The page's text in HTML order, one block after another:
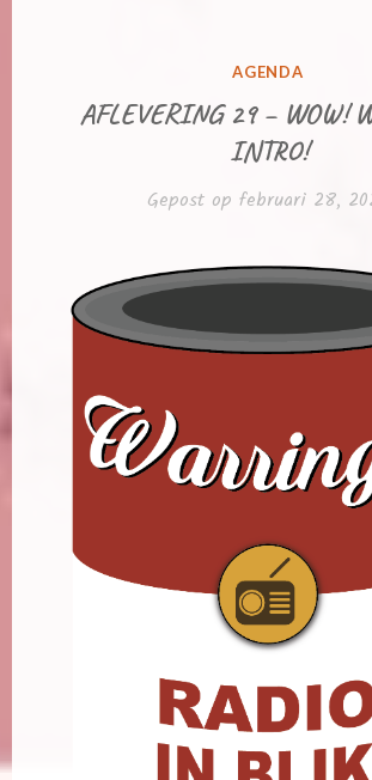
GEPLAATST
AGENDA
AFLEVERING 29 – WOW!
INTRO!
Gepost op februari 28,